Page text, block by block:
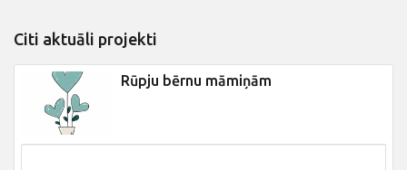
Citi aktuāli projekti
Rūpju bērnu māmiņām